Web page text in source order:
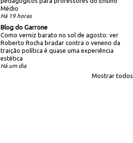
Médio
Há 19 horas
Blog do Garrone
Como verniz barato no sol de agosto: ver
Roberto Rocha bradar contra o veneno da
traição política é quase uma experiência
estética
Há um dia
Mostrar todos